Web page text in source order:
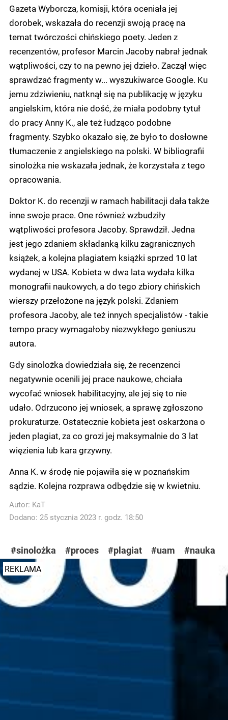
Gazeta Wyborcza, komisji, która oceniała jej
dorobek, wskazała do recenzji swoją pracę na
temat twórczości chińskiego poety. Jeden z
recenzentów, profesor Marcin Jacoby nabrał jednak
wątpliwości, czy to na pewno jej dzieło. Zaczął więc
sprawdzać fragmenty w... wyszukiwarce Google. Ku
jemu zdziwieniu, natknął się na publikację w języku
angielskim, która nie dość, że miała podobny tytuł
do pracy Anny K., ale też łudząco podobne
fragmenty. Szybko okazało się, że było to dosłowne
tłumaczenie z angielskiego na polski. W bibliografii
sinolożka nie wskazała jednak, że korzystała z tego
opracowania.
Doktor K. do recenzji w ramach habilitacji dała także
inne swoje prace. One również wzbudziły
wątpliwości profesora Jacoby. Sprawdził. Jedna
jest jego zdaniem składanką kilku zagranicznych
książek, a kolejna plagiatem książki sprzed 10 lat
wydanej w USA. Kobieta w dwa lata wydała kilka
monografii naukowych, a do tego zbiory chińskich
wierszy przełożone na język polski. Zdaniem
profesora Jacoby, ale też innych specjalistów - takie
tempo pracy wymagałoby niezwykłego geniuszu
autora.
Gdy sinolożka dowiedziała się, że recenzenci
negatywnie ocenili jej prace naukowe, chciała
wycofać wniosek habilitacyjny, ale jej się to nie
udało. Odrzucono jej wniosek, a sprawę zgłoszono
prokuraturze. Ostatecznie kobieta jest oskarżona o
jeden plagiat, za co grozi jej maksymalnie do 3 lat
więzienia lub kara grzywny.
Anna K. w środę nie pojawiła się w poznańskim
sądzie. Kolejna rozprawa odbędzie się w kwietniu.
Autor: KaT
Dodano: 25 stycznia 2023 r. godz. 18:50
#sinolożka #proces #plagiat #uam #nauka
REKLAMA